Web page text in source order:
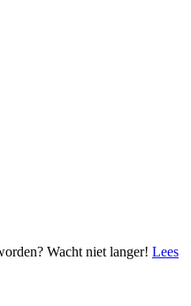
Wacht niet langer! Lees